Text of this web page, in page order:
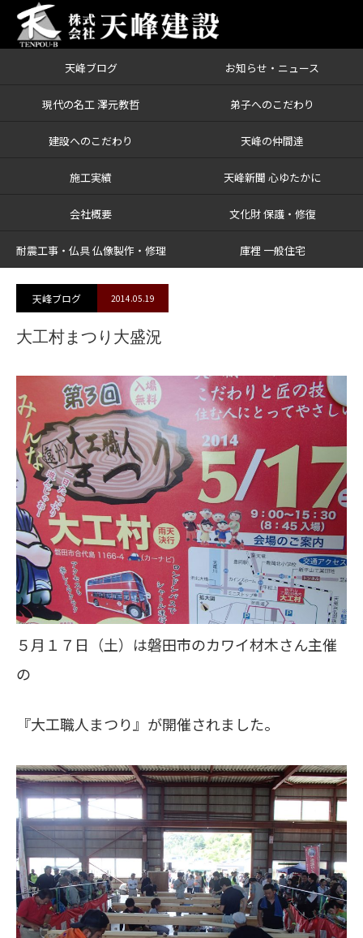
天峰ブログ お知らせ・ニュース
現代の名工 澤元教哲 弟子へのこだわり
建設へのこだわり 天峰の仲間達
施工実績 天峰新聞 心ゆたかに
会社概要 文化財 保護・修復
耐震工事・仏具 仏像製作・修理 庫裡 一般住宅
ブログ 大工村まつり大盛況
天峰ブログ 2014.05.19
大工村まつり大盛況
５月１７日（土）は磐田市のカワイ材木さん主催
の
『大工職人まつり』が開催されました。